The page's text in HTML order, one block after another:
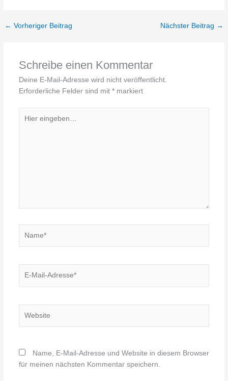
← Vorheriger Beitrag Nächster Beitrag →
Schreibe einen Kommentar
Deine E-Mail-Adresse wird nicht veröffentlicht.
Erforderliche Felder sind mit *markiert
eingeben…
Name, E-Mail-Adresse und Website in diesem Browser
für meinen nächsten Kommentar speichern.